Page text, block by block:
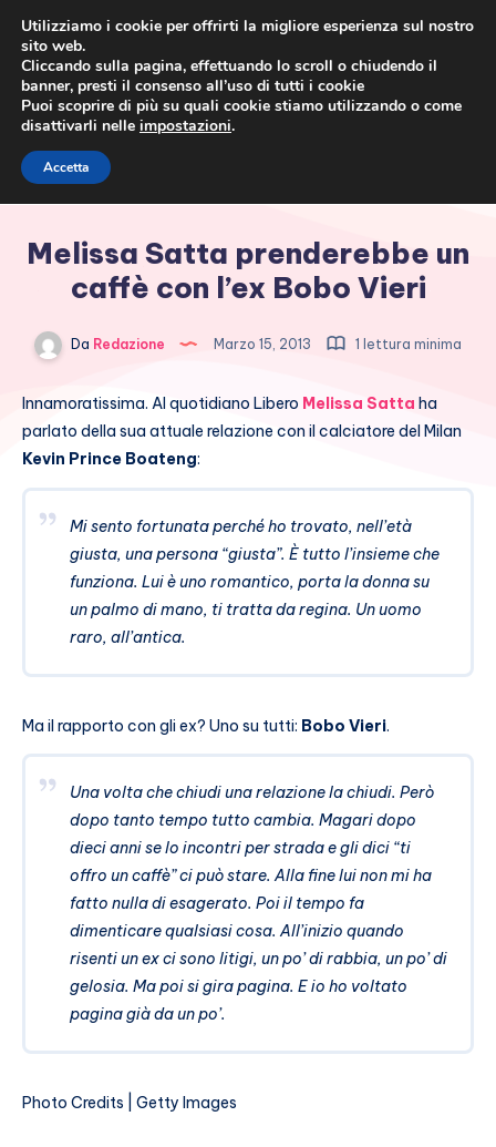
Melissa Satta prenderebbe un
caffè con l’ex Bobo Vieri
Da Redazione Marzo 15, 2013 1 lettura minima
Innamoratissima. Al quotidiano Libero Melissa Satta ha
parlato della sua attuale relazione con il calciatore del Milan
Kevin Prince Boateng:
Mi sento fortunata perché ho trovato, nell’età
giusta, una persona “giusta”. È tutto l’insieme che
funziona. Lui è uno romantico, porta la donna su
un palmo di mano, ti tratta da regina. Un uomo
raro, all’antica.
Ma il rapporto con gli ex? Uno su tutti: Bobo Vieri.
Una volta che chiudi una relazione la chiudi. Però
dopo tanto tempo tutto cambia. Magari dopo
dieci anni se lo incontri per strada e gli dici “ti
offro un caffè” ci può stare. Alla fine lui non mi ha
fatto nulla di esagerato. Poi il tempo fa
dimenticare qualsiasi cosa. All’inizio quando
risenti un ex ci sono litigi, un po’ di rabbia, un po’ di
gelosia. Ma poi si gira pagina. E io ho voltato
pagina già da un po’.
Photo Credits | Getty Images
Utilizziamo i cookie per offrirti la migliore esperienza sul nostro
sito web.
Cliccando sulla pagina, effettuando lo scroll o chiudendo il
banner, presti il consenso all’uso di tutti i cookie
Puoi scoprire di più su quali cookie stiamo utilizzando o come
disattivarli nelle impostazioni.
Accetta